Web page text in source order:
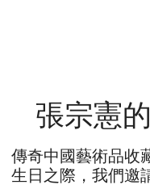
張宗憲
傳奇中國藝術品收
生日之際，我們邀